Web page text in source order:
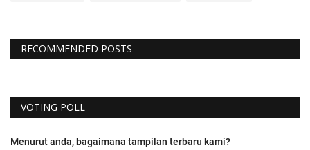
RECOMMENDED POSTS
VOTING POLL
Menurut anda, bagaimana tampilan terbaru kami?